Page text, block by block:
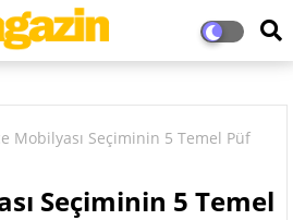
Mobilyası Seçiminin 5 Temel Püf
Seçiminin 5 Temel